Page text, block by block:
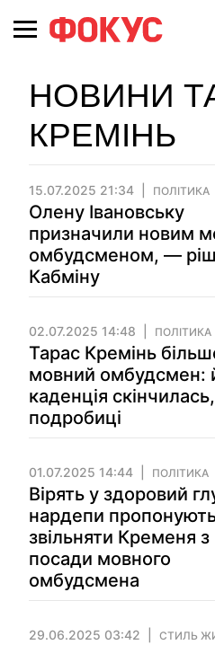
НОВИНИ
КРЕМІНЬ
15.07.2025 21:34 ПОЛІТИКА
Олену Івановську
призначили новим
омбудсменом, —
Кабміну
02.07.2025 14:48 ПОЛІТИКА
Тарас Кремінь
мовний омбудсмен:
каденція
подробиці
01.07.2025 14:44 ПОЛІТИКА
Вірять у здоровий
нардепи
звільняти Кременя з
посади мовного
омбудсмена
29.06.2025 03:42 СТИЛЬ